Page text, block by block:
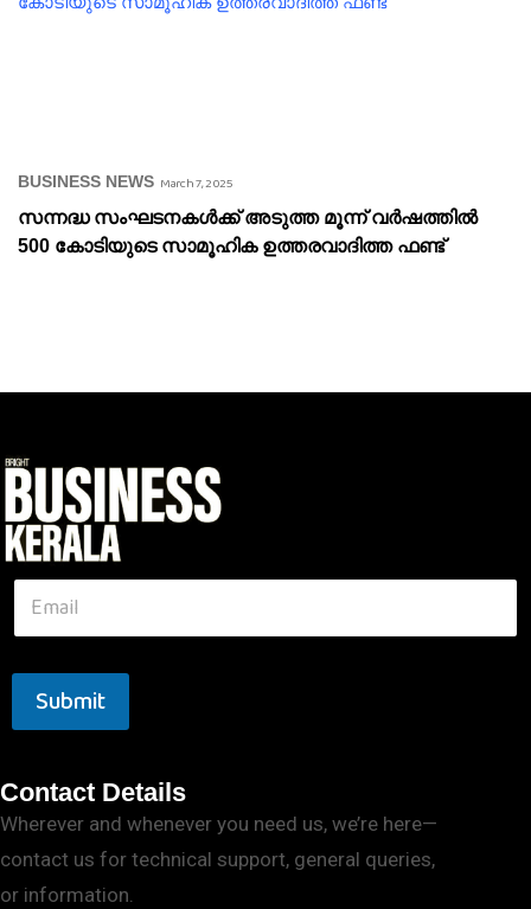
BUSINESS NEWS March 7, 2025
സന്നദ്ധ സംഘടനകൾക്ക് അടുത്ത മൂന്ന് വർഷത്തിൽ
500 കോടിയുടെ സാമൂഹിക ഉത്തരവാദിത്ത ഫണ്ട്
Submit
Contact Details
Wherever and whenever you need us, we’re here—
contact us for technical support, general queries,
or information.